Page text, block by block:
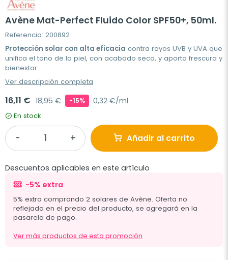
Avène Mat-Perfect Fluido Color SPF50+, 50ml.
Referencia: 200892
Protección solar con alta eficacia contra rayos UVB y UVA que
unifica el tono de la piel, con acabado seco, y aporta frescura y
bienestar.
Ver descripción completa
16,11 € 18,95 € -15% 0,32 €/ml
En stock
Añadir al carrito
Descuentos aplicables en este artículo
-5% extra
5% extra comprando 2 solares de Avène. Oferta no
reflejada en el precio del producto, se agregará en la
pasarela de pago.
Ver más productos de esta promoción